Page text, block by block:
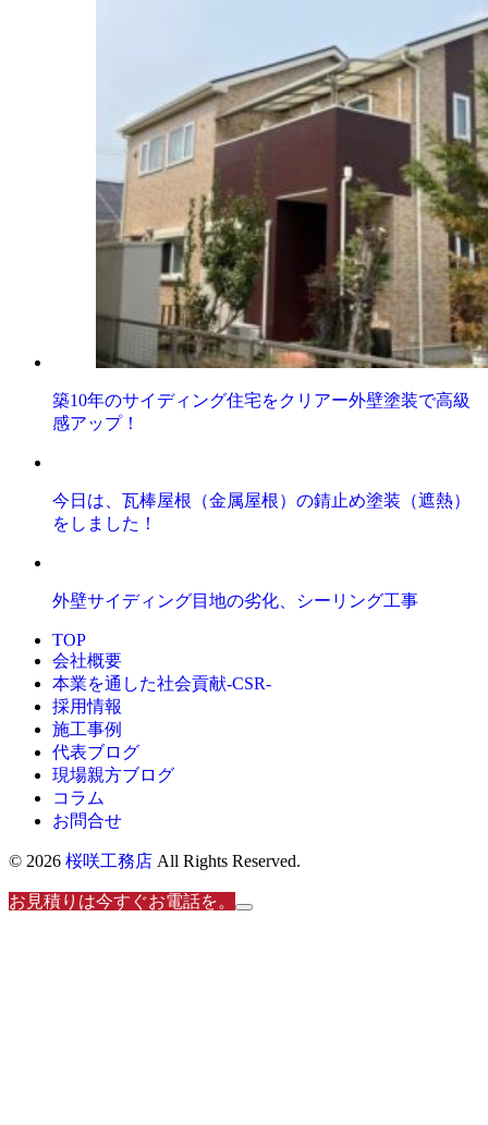
築10年のサイディング住宅をクリアー外壁塗装で高級
感アップ！
今日は、瓦棒屋根（金属屋根）の錆止め塗装（遮熱）
をしました！
外壁サイディング目地の劣化、シーリング工事
TOP
会社概要
本業を通した社会貢献-CSR-
採用情報
施工事例
代表ブログ
現場親方ブログ
コラム
お問合せ
© 2026 桜咲工務店 All Rights Reserved.
お見積りは今すぐお電話を。